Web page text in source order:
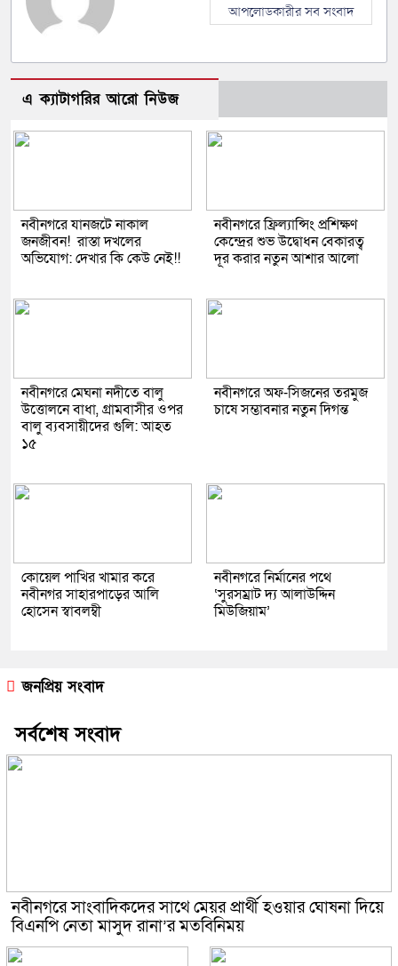
আপলোডকারীর সব সংবাদ
এ ক্যাটাগরির আরো নিউজ
নবীনগরে যানজটে নাকাল
জনজীবন! রাস্তা দখলের
অভিযোগ: দেখার কি কেউ নেই!!
নবীনগরে ফ্রিল্যান্সিং প্রশিক্ষণ
কেন্দ্রের শুভ উদ্বোধন বেকারত্ব
দূর করার নতুন আশার আলো
নবীনগরে মেঘনা নদীতে বালু
উত্তোলনে বাধা, গ্রামবাসীর ওপর
বালু ব্যবসায়ীদের গুলি: আহত
১৫
‎নবীনগরে অফ-সিজনের তরমুজ
চাষে সম্ভাবনার নতুন দিগন্ত
কোয়েল পাখির খামার করে
নবীনগর সাহারপাড়ের আলি
হোসেন স্বাবলম্বী
নবীনগরে নির্মানের পথে
‘সুরসম্রাট দ্য আলাউদ্দিন
মিউজিয়াম’
জনপ্রিয় সংবাদ
সর্বশেষ সংবাদ
নবীনগরে সাংবাদিকদের সাথে মেয়র প্রার্থী হওয়ার ঘোষনা দিয়ে
বিএনপি নেতা মাসুদ রানা’র মতবিনিময়